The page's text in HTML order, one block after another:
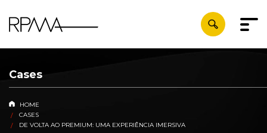
Cases
HOME
CASES
DE VOLTA AO PREMIUM: UMA EXPERIÊNCIA IMERSIVA